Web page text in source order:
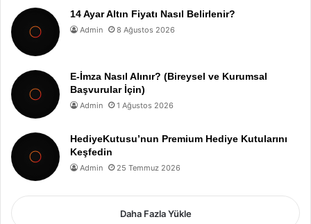
14 Ayar Altın Fiyatı Nasıl Belirlenir?
Admin 8 Ağustos 2026
E-İmza Nasıl Alınır? (Bireysel ve Kurumsal
Başvurular İçin)
Admin 1 Ağustos 2026
HediyeKutusu’nun Premium Hediye Kutularını
Keşfedin
Admin 25 Temmuz 2026
Daha Fazla Yükle